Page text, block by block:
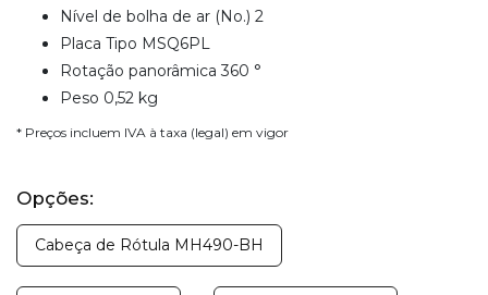
Nível de bolha de ar (No.) 2
Placa Tipo MSQ6PL
Rotação panorâmica 360 °
Peso 0,52 kg
* Preços incluem IVA à taxa (legal) em vigor
Opções:
Cabeça de Rótula MH490-BH